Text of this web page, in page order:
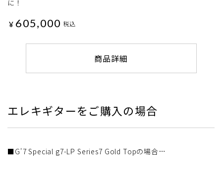
に！
¥ 605,000 税込
商品詳細
エレキギターをご購入の場合
■G'7 Special g7-LP Series7 Gold Topの場合…